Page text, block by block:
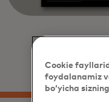
Cookie
foydalanamiz
bo‘yicha